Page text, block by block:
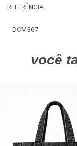
REFERÊNCIA
DCM367
você